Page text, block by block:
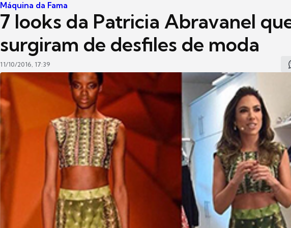
Máquina da Fama
7 looks da Patricia Abravanel
surgiram de desfiles de moda
11/10/2016, 17:39